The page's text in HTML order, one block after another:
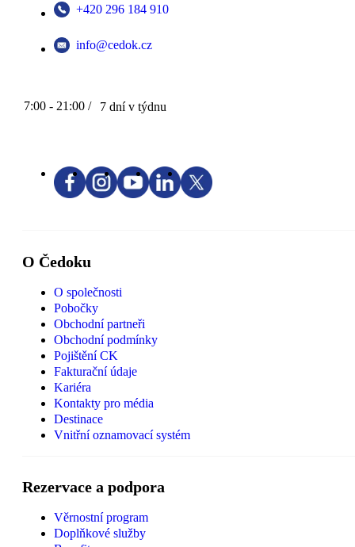
+420 296 184 910
info@cedok.cz
7:00 - 21:00 / 7 dní v týdnu
O Čedoku
O společnosti
Pobočky
Obchodní partneři
Obchodní podmínky
Pojištění CK
Fakturační údaje
Kariéra
Kontakty pro média
Destinace
Vnitřní oznamovací systém
Rezervace a podpora
Věrnostní program
Doplňkové služby